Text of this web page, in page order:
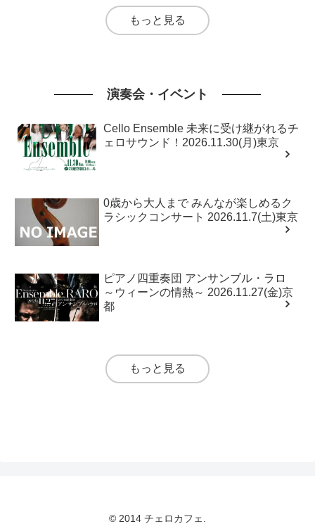
もっと見る
演奏会・イベント
Cello Ensemble 未来に受け継がれるチ
ェロサウンド！2026.11.30(月)東京
0歳から大人まで みんなが楽しめるク
ラシックコンサート 2026.11.7(土)東京
ピアノ四重奏団 アンサンブル・ラロ
～ウィーンの情熱～ 2026.11.27(金)京
都
もっと見る
© 2014 チェロカフェ.